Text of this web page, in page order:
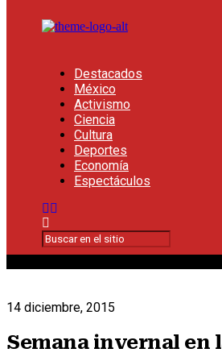
Destacados
México
Activismo
Ciencia
Cultura
Deportes
Economía
Espectáculos
14 diciembre, 2015
Semana invernal en